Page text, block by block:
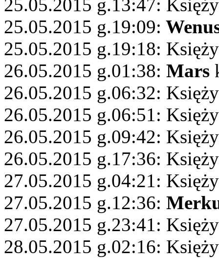
25.05.2015 g.13:47:
25.05.2015 g.19:09:
25.05.2015 g.19:18:
26.05.2015 g.01:38: Mars
26.05.2015 g.06:32:
26.05.2015 g.06:51:
26.05.2015 g.09:42:
26.05.2015 g.17:36:
27.05.2015 g.04:21:
27.05.2015 g.12:36:
27.05.2015 g.23:41:
28.05.2015 g.02:16: